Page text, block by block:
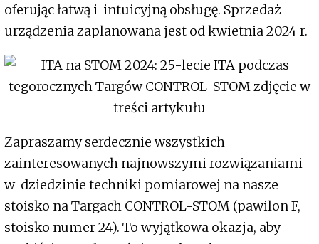
oferując łatwą i intuicyjną obsługę. Sprzedaż
urządzenia zaplanowana jest od kwietnia 2024 r.
Zapraszamy serdecznie wszystkich
zainteresowanych najnowszymi rozwiązaniami
w dziedzinie techniki pomiarowej na nasze
stoisko na Targach CONTROL-STOM (pawilon F,
stoisko numer 24). To wyjątkowa okazja, aby